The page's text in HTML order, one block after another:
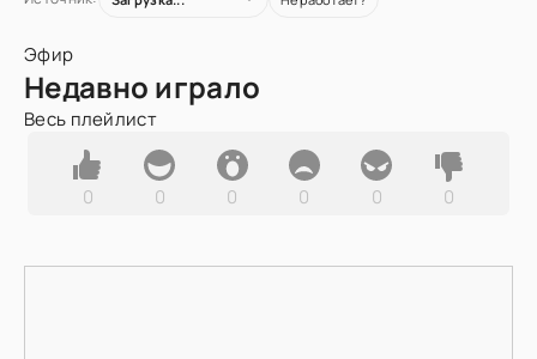
Эфир
Недавно играло
Весь плейлист
0 0 0 0 0 0